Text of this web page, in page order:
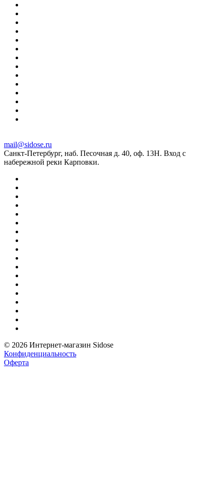
mail@sidose.ru
Санкт-Петербург, наб. Песочная д. 40, оф. 13Н. Вход с
набережной реки Карповки.
© 2026 Интернет-магазин Sidose
Конфиденциальность
Оферта